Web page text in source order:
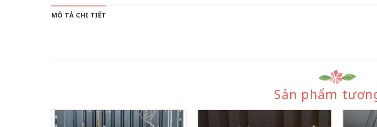
MÔ TẢ CHI TIẾT
Sản phẩm